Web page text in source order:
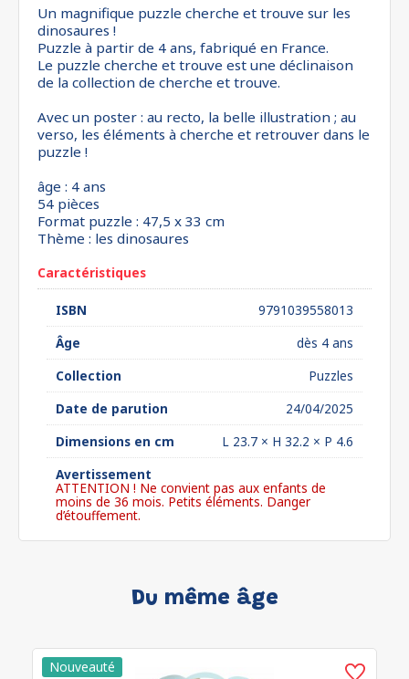
Un magnifique puzzle cherche et trouve sur les
dinosaures !
Puzzle à partir de 4 ans, fabriqué en France.
Le puzzle cherche et trouve est une déclinaison
de la collection de cherche et trouve.
Avec un poster : au recto, la belle illustration ; au
verso, les éléments à cherche et retrouver dans le
puzzle !
âge : 4 ans
54 pièces
Format puzzle : 47,5 x 33 cm
Thème : les dinosaures
Caractéristiques
ISBN
9791039558013
Âge
dès 4 ans
Collection
Puzzles
Date de parution
24/04/2025
Dimensions en cm
L 23.7 × H 32.2 × P 4.6
Avertissement
ATTENTION ! Ne convient pas aux enfants de
moins de 36 mois. Petits éléments. Danger
d’étouffement.
Du même âge